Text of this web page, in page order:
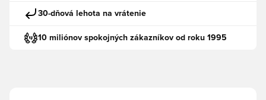
30-dňová lehota na vrátenie
10 miliónov spokojných zákazníkov od roku 1995